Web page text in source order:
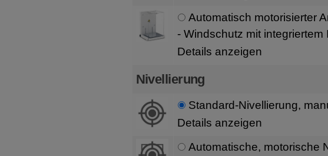
Automatisch motorisierter
- Windschutz mit integriertem
Details anzeigen
Nivellierung
Standard-Nivellierung,
Details anzeigen
Automatische, motorische